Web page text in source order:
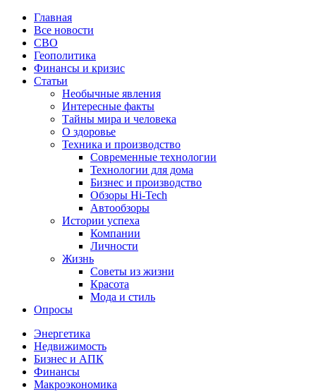
Главная
Все новости
СВО
Геополитика
Финансы и кризис
Статьи
Необычные явления
Интересные факты
Тайны мира и человека
О здоровье
Техника и производство
Современные технологии
Технологии для дома
Бизнес и производство
Обзоры Hi-Tech
Автообзоры
Истории успеха
Компании
Личности
Жизнь
Советы из жизни
Красота
Мода и стиль
Опросы
Энергетика
Недвижимость
Бизнес и АПК
Финансы
Макроэкономика